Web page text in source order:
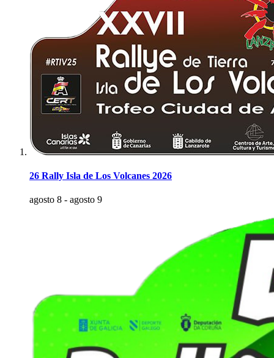
26 Rally Isla de Los Volcanes 2026
agosto 8 - agosto 9